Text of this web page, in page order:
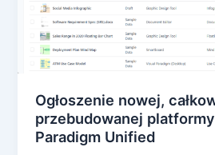
Ogłoszenie nowej,
przebudowanej
Paradigm Unified